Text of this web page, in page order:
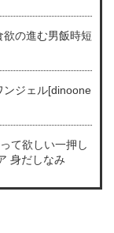
の進む男飯時短
ンジェル[dinoone
て欲しい一押し
身だしなみ